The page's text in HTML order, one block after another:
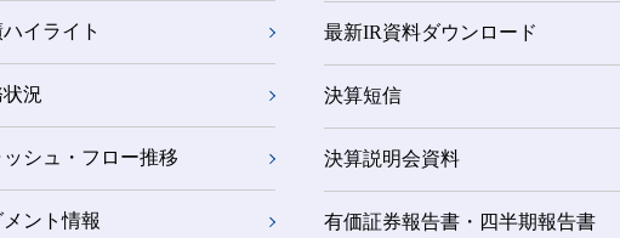
イライト
況
ッシュ・フロー推移
ント情報
最新IR資料ダウンロード
決算短信
決算説明会資料
有価証券報告書・四半期報告書